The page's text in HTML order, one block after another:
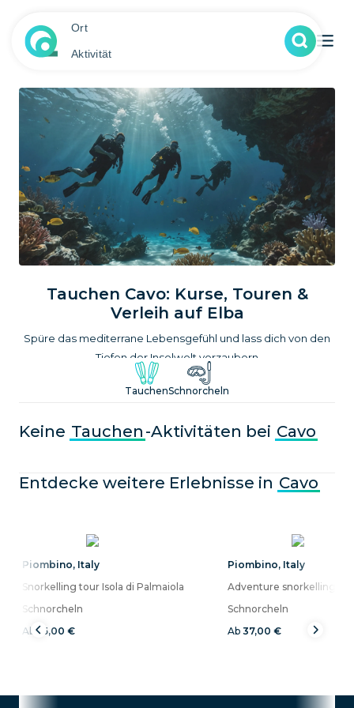
Ort
Aktivität
Tauchen Cavo: Kurse, Touren &
Verleih auf Elba
Spüre das mediterrane Lebensgefühl und lass dich von den
Tiefen der Inselwelt verzaubern
TauchenSchnorcheln
Keine Tauchen -Aktivitäten bei Cavo
Entdecke weitere Erlebnisse in Cavo
Piombino, Italy
Snorkelling tour Isola di Palmaiola
Schnorcheln
Ab 55,00 €
Piombino, Italy
Adventure snorkelling
Schnorcheln
Ab 37,00 €